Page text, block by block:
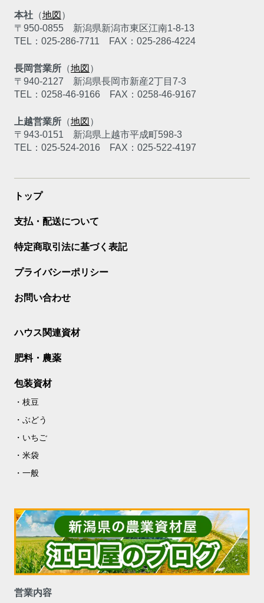
本社 （地図 ）
〒950-0855
新潟県新潟市東区江南1-8-13
TEL：025-286-7711
FAX：025-286-4224
長岡営業所 （地図 ）
〒940-2127
新潟県長岡市新産2丁目7-3
TEL：0258-46-9166
FAX：0258-46-9167
上越営業所 （地図 ）
〒943-0151
新潟県上越市平成町598-3
TEL：025-524-2016
FAX：025-522-4197
トップ
支払・配送について
特定商取引法に基づく表記
プライバシーポリシー
お問い合わせ
ハウス関連資材
肥料・農薬
包装資材
枝豆
ぶどう
いちご
米袋
一般
営業内容